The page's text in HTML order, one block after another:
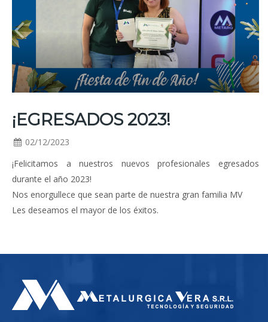
.
¡EGRESADOS 2023!
02/12/2023
¡Felicitamos a nuestros nuevos profesionales egresados
durante el año 2023!
Nos enorgullece que sean parte de nuestra gran familia MV
Les deseamos el mayor de los éxitos.